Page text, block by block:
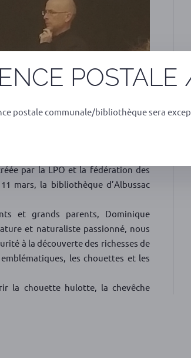
par la LPO et la fédération des
mars, la bibliothèque d’Albussac
et grands parents, Dominique
et naturaliste passionné, nous
à la découverte des richesses de
les chouettes et les
la chouette hulotte, la chevêche
postale communale/bibliothèque sera